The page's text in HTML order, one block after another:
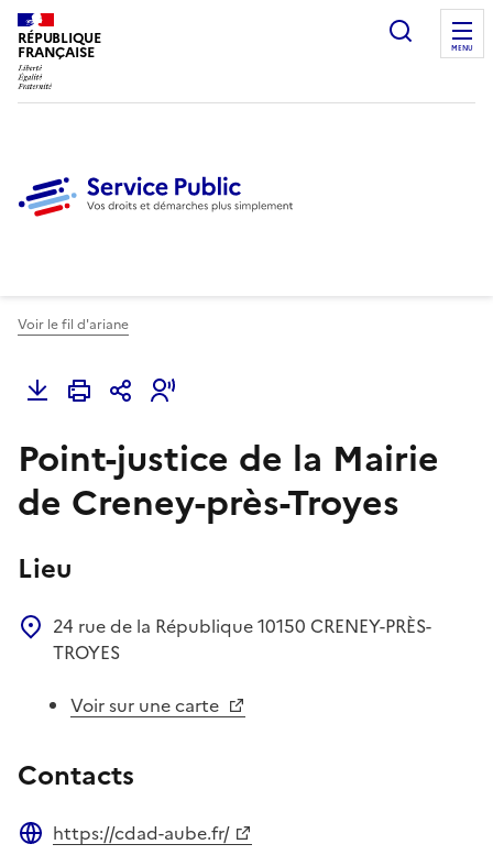
RÉPUBLIQUE
FRANÇAISE
Ouvrir
MENU
Voir le fil d'ariane
Point-justice de la Mairie
de Creney-près-Troyes
Lieu
24 rue de la République10150 CRENEY-PRÈS-
TROYES
Voir sur une carte
Contacts
https://cdad-aube.fr/